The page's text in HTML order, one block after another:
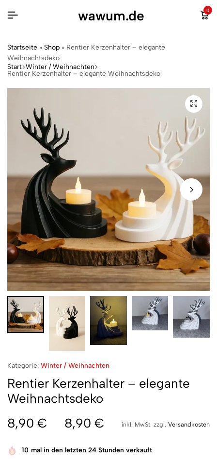
wawum.de 0
Startseite » Shop » Rentier Kerzenhalter – elegante
Weihnachtsdeko
Start Winter / Weihnachten
Rentier Kerzenhalter – elegante Weihnachtsdeko
Kategorie: Winter / Weihnachten
Rentier Kerzenhalter – elegante
Weihnachtsdeko
8,90 € 8,90 € inkl. MwSt. zzgl. Versandkosten
10 mal in den letzten 24 Stunden verkauft